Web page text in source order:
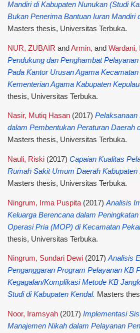
Mandiri di Kabupaten Nunukan (Studi
Bukan Penerima Bantuan Iuran Mandiri
Masters thesis, Universitas Terbuka.
NUR, ZUBAIR and Armin, and Wardani,
Pendukung dan Penghambat
Pada Kantor Urusan Agama
Kementerian Agama Kabupaten
thesis, Universitas Terbuka.
Nasir, Mutiq Hasan(2017) Pelaksanaan
dalam Pembentukan Peraturan Daerah
Masters thesis, Universitas Terbuka.
Nauli, Riski(2017) Capaian Kualitas
Rumah Sakit Umum Daerah Kabupaten
Masters thesis, Universitas Terbuka.
Ningrum, Irma Puspita(2017) Analisis
Keluarga Berencana dalam
Operasi Pria (MOP) di Kecamatan
thesis, Universitas Terbuka.
Ningrum, Sundari Dewi(2017)Analisis
Penganggaran Program Pelayanan KB
Kegagalan/Komplikasi Metode KB
Studi di Kabupaten Kendal. Masters
Noor, Iramsyah(2017) Implementasi
Manajemen Nikah dalam Pelayanan